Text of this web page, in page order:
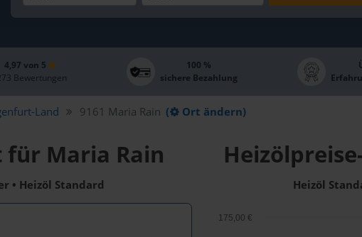
4,97 von 5
Bewertungen
100 %
sichere Bezahlung
Land 9161 Maria Rain ( Ort ändern)
für Maria Rain
• Heizöl Standard Heizöl
175,00 €